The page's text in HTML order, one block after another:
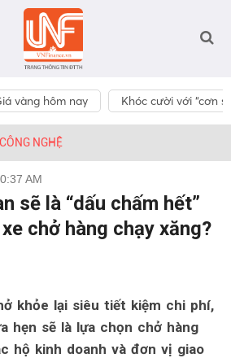
vàng hôm nay Khóc cười với “cơn
NGHỆ
AM
sẽ là “dấu chấm hết”
chở hàng chạy xăng?
khỏe lại siêu tiết kiệm chi phí,
hẹn sẽ là lựa chọn chở hàng
hộ kinh doanh và đơn vị giao